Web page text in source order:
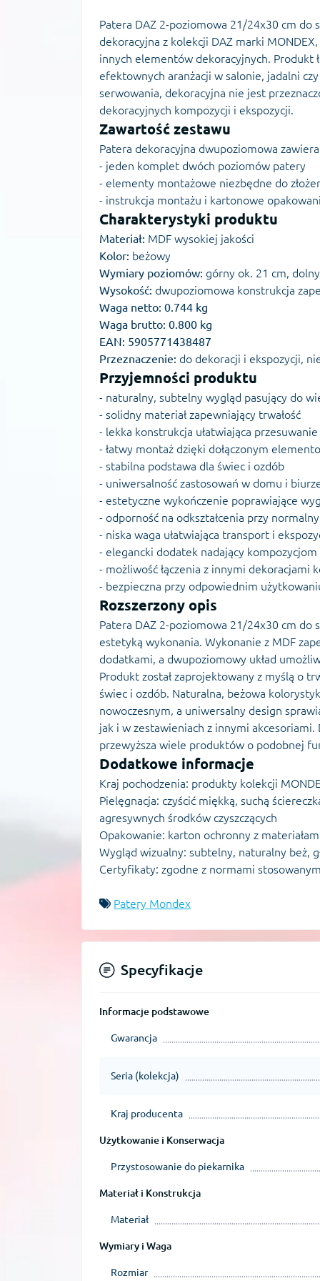
Patera DAZ 2-poziomowa 21/24x30 cm
dekoracyjna z kolekcji DAZ marki
innych elementów dekoracyjnych. Produkt
efektownych aranżacji w salonie, jadalni
serwowania, dekoracyjna nie jest
dekoracyjnych kompozycji i ekspozycji.
Zawartość zestawu
Patera dekoracyjna dwupoziomowa
- jeden komplet dwóch poziomów patery
- elementy montażowe niezbędne do
- instrukcja montażu i kartonowe
Charakterystyki produktu
Materiał: MDF wysokiej jakości
Kolor: beżowy
Wymiary poziomów: górny ok. 21 cm,
Wysokość: dwupoziomowa konstrukcja
Waga netto: 0.744 kg
Waga brutto: 0.800 kg
EAN: 5905771438487
Przeznaczenie: do dekoracji i ekspozycji,
Przyjemności produktu
- naturalny, subtelny wygląd pasujący do
- solidny materiał zapewniający trwałość
- lekka konstrukcja ułatwiająca
- łatwy montaż dzięki dołączonym
- stabilna podstawa dla świec i ozdób
- uniwersalność zastosowań w domu i
- estetyczne wykończenie poprawiające
- odporność na odkształcenia przy
- niska waga ułatwiająca transport i
- elegancki dodatek nadający
- możliwość łączenia z innymi dekoracjami
- bezpieczna przy odpowiednim
Rozszerzony opis
Patera DAZ 2-poziomowa 21/24x30 cm do
estetyką wykonania. Wykonanie z MDF
dodatkami, a dwupoziomowy układ
Produkt został zaprojektowany z myślą o
świec i ozdób. Naturalna, beżowa
nowoczesnym, a uniwersalny design
jak i w zestawieniach z innymi
przewyższa wiele produktów o podobnej
Dodatkowe informacje
Kraj pochodzenia: produkty kolekcji
Pielęgnacja: czyścić miękką, suchą
agresywnych środków czyszczących
Opakowanie: karton ochronny z
Wygląd wizualny: subtelny, naturalny beż,
Certyfikaty: zgodne z normami
Patery Mondex
Specyfikacje
Informacje podstawowe
Gwarancja
Seria (kolekcja)
Kraj producenta
Użytkowanie i Konserwacja
Przystosowanie do piekarnika
Materiał i Konstrukcja
Materiał
Wymiary i Waga
Rozmiar